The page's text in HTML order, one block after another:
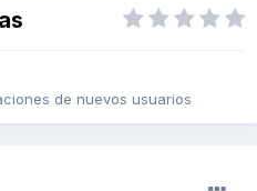
de nuevos usuarios